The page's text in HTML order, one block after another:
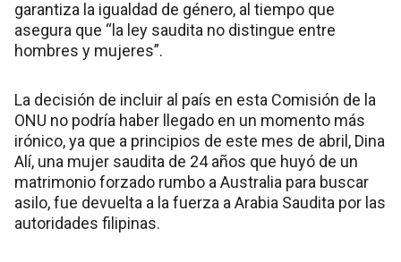
garantiza la igualdad de género, al tiempo que
asegura que “la ley saudita no distingue entre
hombres y mujeres”.
La decisión de incluir al país en esta Comisión de la
ONU no podría haber llegado en un momento más
irónico, ya que a principios de este mes de abril, Dina
Alí, una mujer saudita de 24 años que huyó de un
matrimonio forzado rumbo a Australia para buscar
asilo, fue devuelta a la fuerza a Arabia Saudita por las
autoridades filipinas.